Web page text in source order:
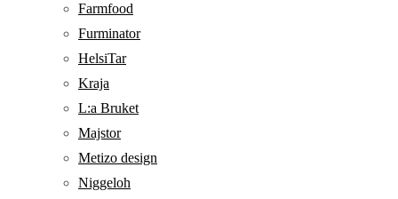
Farmfood
Furminator
HelsiTar
Kraja
L:a Bruket
Majstor
Metizo design
Niggeloh